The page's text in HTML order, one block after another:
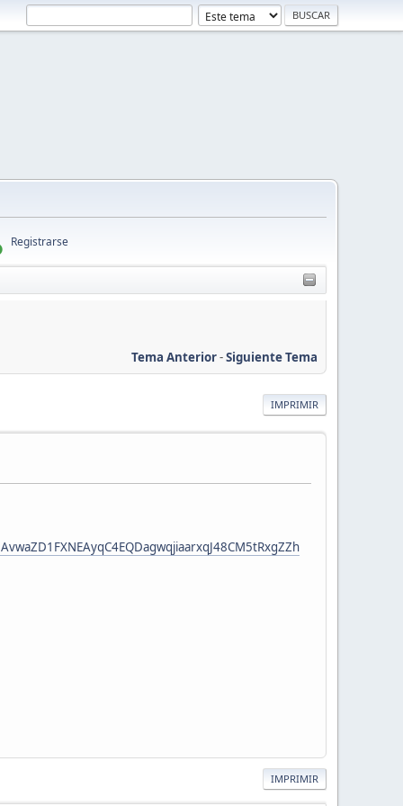
Registrarse
Tema Anterior-Siguiente Tema
IMPRIMIR
IMPRIMIR